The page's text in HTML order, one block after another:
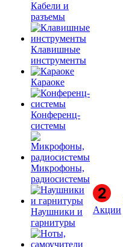
Кабели и
разъемы
Клавишные
инструменты
Караоке
Конференц-
системы
Микрофоны,
радиосистемы
Наушники и
гарнитуры
Акции